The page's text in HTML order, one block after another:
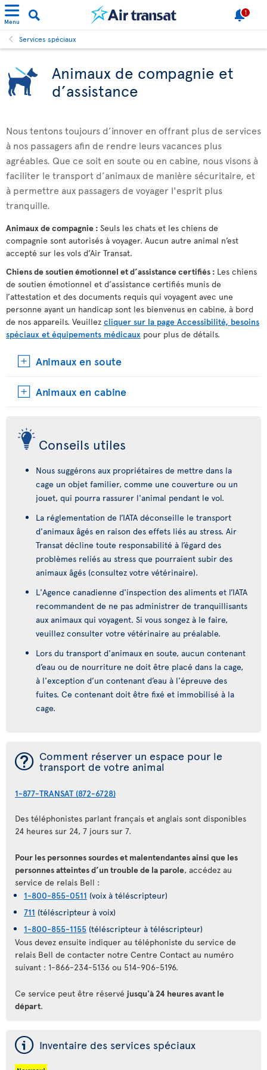
Menu
1
Services spéciaux
Animaux de compagnie et
d’assistance
Nous tentons toujours d’innover en offrant plus de services
à nos passagers afin de rendre leurs vacances plus
agréables. Que ce soit en soute ou en cabine, nous visons à
faciliter le transport d’animaux de manière sécuritaire, et
à permettre aux passagers de voyager l'esprit plus
tranquille.
Animaux de compagnie : Seuls les chats et les chiens de
compagnie sont autorisés à voyager. Aucun autre animal n’est
accepté sur les vols d’Air Transat.
Chiens de soutien émotionnel et d’assistance certifiés : Les chiens
de soutien émotionnel et d’assistance certifiés munis de
l’attestation et des documents requis qui voyagent avec une
personne ayant un handicap sont les bienvenus en cabine, à bord
de nos appareils. Veuillez cliquer sur la page Accessibilité, besoins
spéciaux et équipements médicaux pour plus de détails.
Animaux en soute
Animaux en cabine
Conseils utiles
Nous suggérons aux propriétaires de mettre dans la
cage un objet familier, comme une couverture ou un
jouet, qui pourra rassurer l'animal pendant le vol.
La réglementation de l’IATA déconseille le transport
d'animaux âgés en raison des effets liés au stress. Air
Transat décline toute responsabilité à l’égard des
problèmes reliés au stress que pourraient subir des
animaux âgés (consultez votre vétérinaire).
L'Agence canadienne d'inspection des aliments et l’IATA
recommandent de ne pas administrer de tranquillisants
aux animaux qui voyagent. Si vous songez à le faire,
veuillez consulter votre vétérinaire au préalable.
Lors du transport d'animaux en soute, aucun contenant
d’eau ou de nourriture ne doit être placé dans la cage,
à l'exception d’un contenant d’eau à l'épreuve des
fuites. Ce contenant doit être fixé et immobilisé à la
cage.
¯ Comment réserver un espace pour le
transport de votre animal
1-877-TRANSAT (872-6728)
Des téléphonistes parlant français et anglais sont disponibles
24 heures sur 24, 7 jours sur 7.
Pour les personnes sourdes et malentendantes ainsi que les
personnes atteintes d’un trouble de la parole, accédez au
service de relais Bell :
1-800-855-0511 (voix à téléscripteur)
711 (téléscripteur à voix)
1-800-855-1155 (téléscripteur à téléscripteur)
Vous devez ensuite indiquer au téléphoniste du service de
relais Bell de contacter notre Centre Contact au numéro
suivant : 1-866-234-5136 ou 514-906-5196.
Ce service peut être réservé jusqu'à 24 heures avant le
départ.
ý Inventaire des services spéciaux